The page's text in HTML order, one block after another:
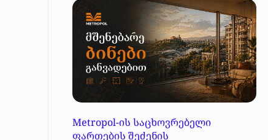
Metropol-ის საცხოვრებელი
ფართების შეძენის